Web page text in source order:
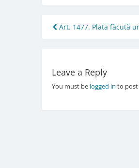
Post
navigation
Art. 1477. Plata făcută
Leave a Reply
You must be logged in to post